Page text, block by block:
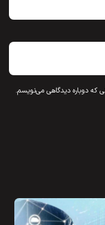
که دوباره دیدگاهی می‌نویسم.